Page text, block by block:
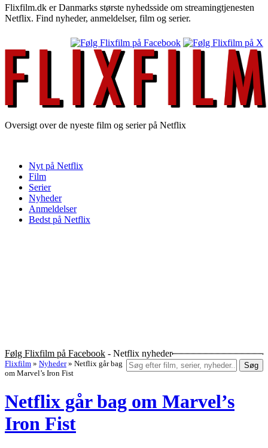
Flixfilm.dk er Danmarks største nyhedsside om streamingtjenesten
Netflix. Find nyheder, anmeldelser, film og serier.
Oversigt over de nyeste film og serier på Netflix
Nyt på Netflix
Film
Serier
Nyheder
Anmeldelser
Bedst på Netflix
Følg Flixfilm på Facebook - Netflix nyheder
Søg
Flixfilm » Nyheder » Netflix går bag
om Marvel’s Iron Fist
Netflix går bag om Marvel’s
Iron Fist